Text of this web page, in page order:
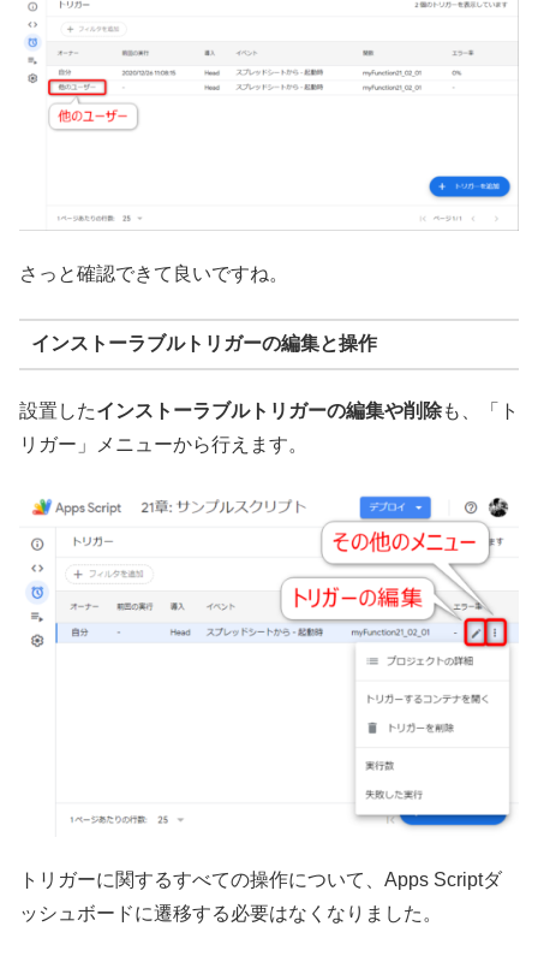
さっと確認できて良いですね。
インストーラブルトリガーの編集と操作
設置したインストーラブルトリガーの編集や削除も、「ト
リガー」メニューから行えます。
トリガーに関するすべての操作について、Apps Scriptダ
ッシュボードに遷移する必要はなくなりました。